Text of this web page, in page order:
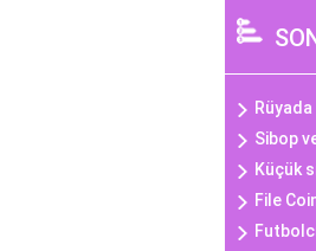
Rüyada
Sibop
Küçük
File